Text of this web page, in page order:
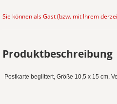
Sie können als Gast (bzw. mit Ihrem
Produktbeschreibung
Postkarte beglittert, Größe 10,5 x 15 cm,